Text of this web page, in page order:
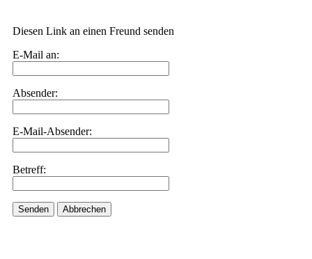
Diesen Link an einen Freund senden
E-Mail an:
Absender:
E-Mail-Absender:
Betreff:
Senden Abbrechen